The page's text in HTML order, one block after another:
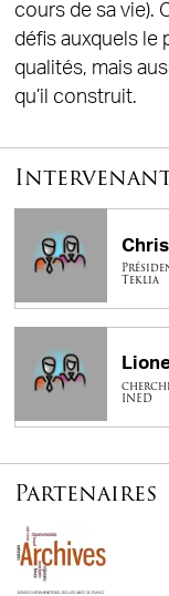
cours de sa vie).
défis auxquels le
qualités, mais
qu’il construit.
Teklia
INED
Partenaires